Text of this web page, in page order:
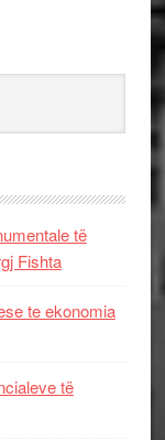
të
Fishta
te ekonomia
të